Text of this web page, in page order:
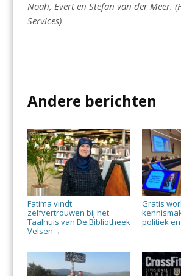
Noah, Evert en Stefan van der Meer.
Services)
Andere berichten
Fatima vindt
zelfvertrouwen bij het
Taalhuis van De Bibliotheek
Velsen →
Gratis
politiek